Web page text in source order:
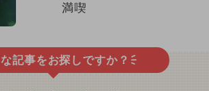
満喫
記事をお探しですか？